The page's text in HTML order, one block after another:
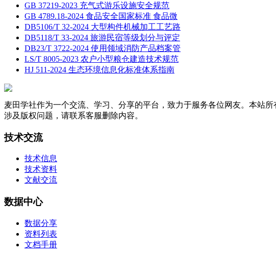
GB 37219-2023 充气式游乐设施安全规范
GB 4789.18-2024 食品安全国家标准 食品微
DB5106/T 32-2024 大型构件机械加工工艺路
DB5118/T 33-2024 旅游民宿等级划分与评定
DB23/T 3722-2024 使用领域消防产品档案管
LS/T 8005-2023 农户小型粮仓建造技术规范
HJ 511-2024 生态环境信息化标准体系指南
麦田学社作为一个交流、学习、分享的平台，致力于服务各位网友。本站
涉及版权问题，请联系客服删除内容。
技术交流
技术信息
技术资料
文献交流
数据中心
数据分享
资料列表
文档手册